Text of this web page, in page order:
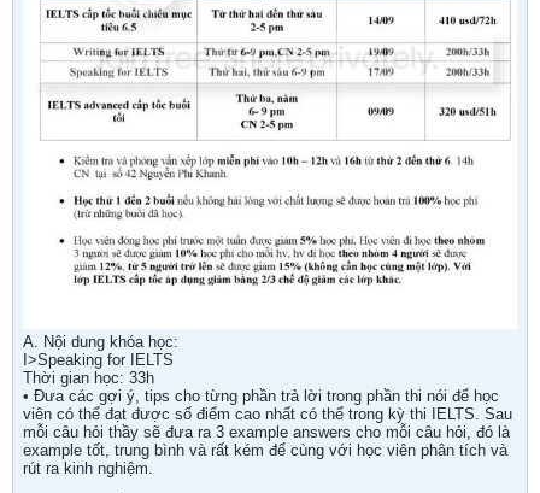
A. Nội dung khóa học:
I>Speaking for IELTS
Thời gian học: 33h
• Đưa các gợi ý, tips cho từng phần trả lời trong phần thi nói để học
viên có thể đạt được số điểm cao nhất có thể trong kỳ thi IELTS. Sau
mỗi câu hỏi thầy sẽ đưa ra 3 example answers cho mỗi câu hỏi, đó là
example tốt, trung bình và rất kém để cùng với học viên phân tích và
rút ra kinh nghiệm.